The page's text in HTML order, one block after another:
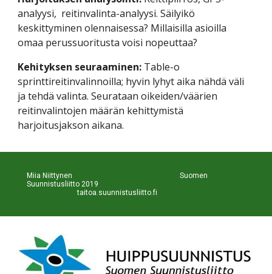
analyysi,  reitinvalinta-analyysi. Säilyikö
keskittyminen olennaisessa? Millaisilla asioilla
omaa perussuoritusta voisi nopeuttaa?
Kehityksen seuraaminen: Table-o
sprinttireitinvalinnoilla; hyvin lyhyt aika nähdä väli
ja tehdä valinta. Seurataan oikeiden/väärien
reitinvalintojen määrän kehittymistä
harjoitusjakson aikana.
Miia Niittynen                                                           Suomen
Suunnistusliitto 2019
taitoa.suunnistusliitto.fi